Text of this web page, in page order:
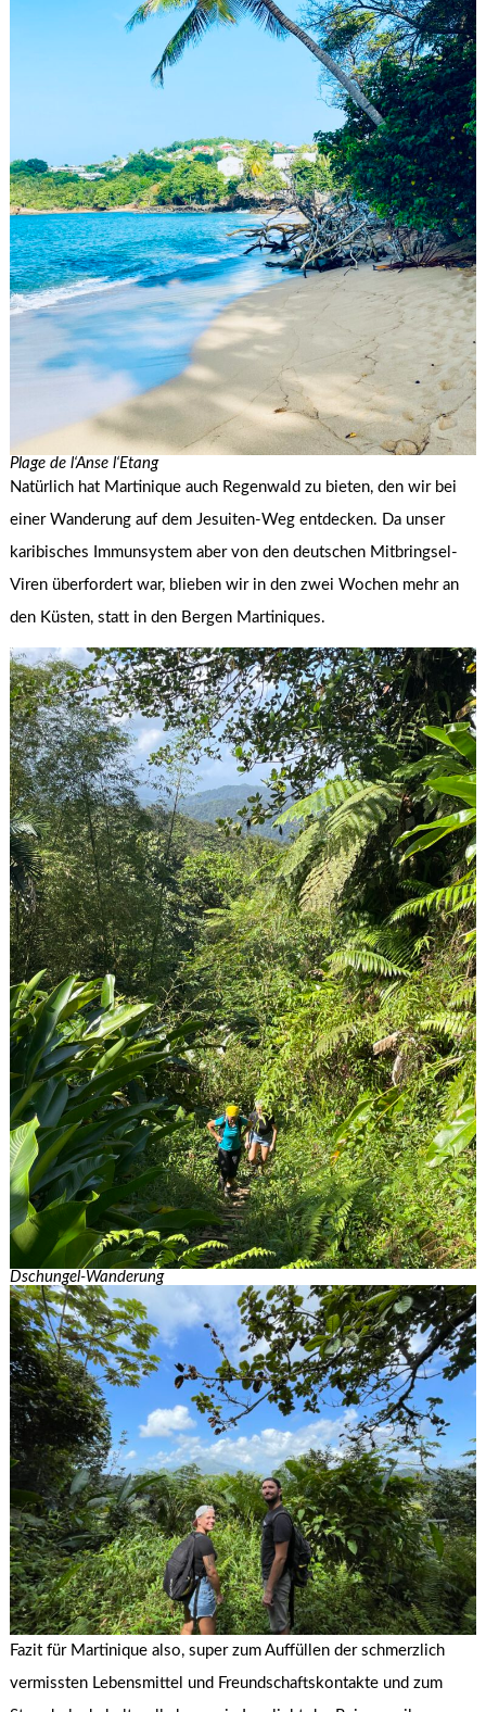
Plage de l‘Anse l‘Etang
Natürlich hat Martinique auch Regenwald zu bieten, den wir bei
einer Wanderung auf dem Jesuiten-Weg entdecken. Da unser
karibisches Immunsystem aber von den deutschen Mitbringsel-
Viren überfordert war, blieben wir in den zwei Wochen mehr an
den Küsten, statt in den Bergen Martiniques.
Dschungel-Wanderung
Fazit für Martinique also, super zum Auffüllen der schmerzlich
vermissten Lebensmittel und Freundschaftskontakte und zum